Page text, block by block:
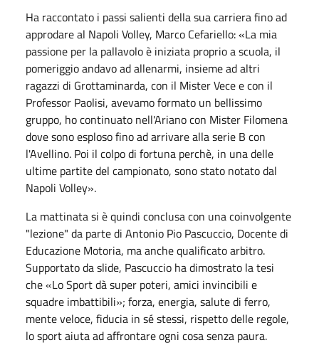
Ha raccontato i passi salienti della sua carriera fino ad
approdare al Napoli Volley, Marco Cefariello: «La mia
passione per la pallavolo è iniziata proprio a scuola, il
pomeriggio andavo ad allenarmi, insieme ad altri
ragazzi di Grottaminarda, con il Mister Vece e con il
Professor Paolisi, avevamo formato un bellissimo
gruppo, ho continuato nell'Ariano con Mister Filomena
dove sono esploso fino ad arrivare alla serie B con
l'Avellino. Poi il colpo di fortuna perchè, in una delle
ultime partite del campionato, sono stato notato dal
Napoli Volley».
La mattinata si è quindi conclusa con una coinvolgente
"lezione" da parte di Antonio Pio Pascuccio, Docente di
Educazione Motoria, ma anche qualificato arbitro.
Supportato da slide, Pascuccio ha dimostrato la tesi
che «Lo Sport dà super poteri, amici invincibili e
squadre imbattibili»; forza, energia, salute di ferro,
mente veloce, fiducia in sé stessi, rispetto delle regole,
lo sport aiuta ad affrontare ogni cosa senza paura.